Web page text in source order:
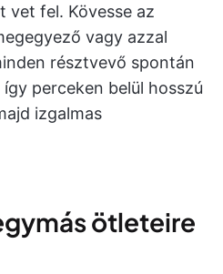
vet fel. Kövesse az
vagy azzal
résztvevő spontán
perceken belül hosszú
izgalmas
ötleteire